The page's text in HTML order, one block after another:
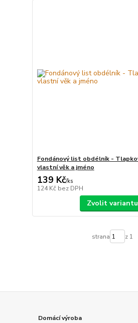
Fondánový list obdélník -
vlastní věk a jméno
139 Kč/ks
124 Kč bez DPH
Zvolit variantu
strana z 1
Domácí výroba